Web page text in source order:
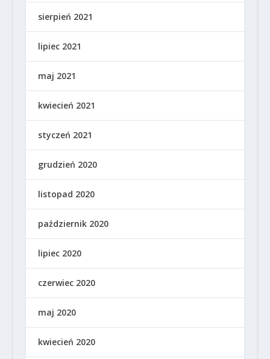
sierpień 2021
lipiec 2021
maj 2021
kwiecień 2021
styczeń 2021
grudzień 2020
listopad 2020
październik 2020
lipiec 2020
czerwiec 2020
maj 2020
kwiecień 2020